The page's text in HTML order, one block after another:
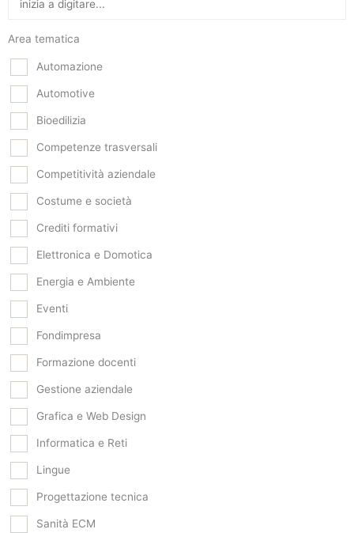
Area tematica
Automazione
Automotive
Bioedilizia
Competenze trasversali
Competitività aziendale
Costume e società
Crediti formativi
Elettronica e Domotica
Energia e Ambiente
Eventi
Fondimpresa
Formazione docenti
Gestione aziendale
Grafica e Web Design
Informatica e Reti
Lingue
Progettazione tecnica
Sanità ECM